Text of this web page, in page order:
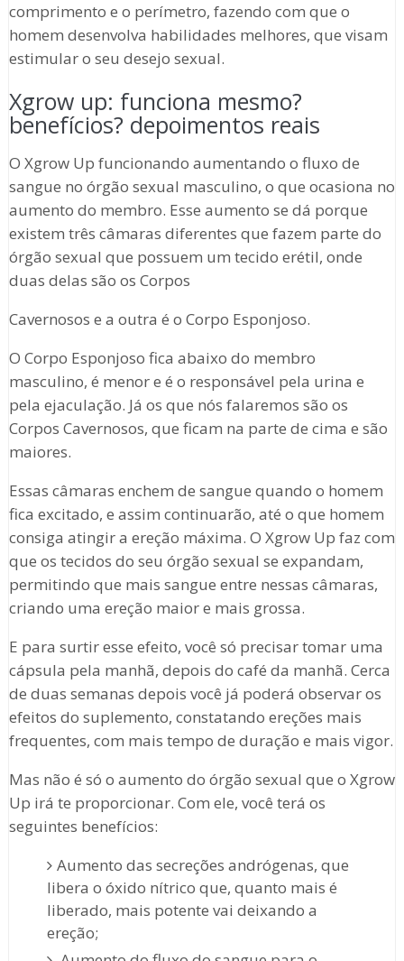
comprimento e o perímetro, fazendo com que o
homem desenvolva habilidades melhores, que visam
estimular o seu desejo sexual.
Xgrow up: funciona mesmo?
benefícios? depoimentos reais
O Xgrow Up funcionando aumentando o fluxo de
sangue no órgão sexual masculino, o que ocasiona no
aumento do membro. Esse aumento se dá porque
existem três câmaras diferentes que fazem parte do
órgão sexual que possuem um tecido erétil, onde
duas delas são os Corpos
Cavernosos e a outra é o Corpo Esponjoso.
O Corpo Esponjoso fica abaixo do membro
masculino, é menor e é o responsável pela urina e
pela ejaculação. Já os que nós falaremos são os
Corpos Cavernosos, que ficam na parte de cima e são
maiores.
Essas câmaras enchem de sangue quando o homem
fica excitado, e assim continuarão, até o que homem
consiga atingir a ereção máxima. O Xgrow Up faz com
que os tecidos do seu órgão sexual se expandam,
permitindo que mais sangue entre nessas câmaras,
criando uma ereção maior e mais grossa.
E para surtir esse efeito, você só precisar tomar uma
cápsula pela manhã, depois do café da manhã. Cerca
de duas semanas depois você já poderá observar os
efeitos do suplemento, constatando ereções mais
frequentes, com mais tempo de duração e mais vigor.
Mas não é só o aumento do órgão sexual que o Xgrow
Up irá te proporcionar. Com ele, você terá os
seguintes benefícios:
Aumento das secreções andrógenas, que
libera o óxido nítrico que, quanto mais é
liberado, mais potente vai deixando a
ereção;